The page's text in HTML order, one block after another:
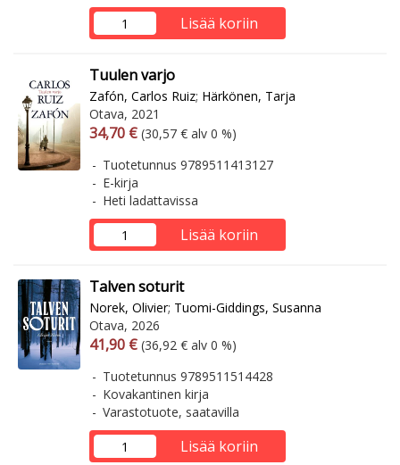
Lisää koriin
Tuulen varjo
Zafón, Carlos Ruiz; Härkönen, Tarja
Otava, 2021
Arvonlisäverollinen hinta
34,70 € Arvonlisäveroton hinta
(30,57 € alv 0 %)
Tuotetunnus 9789511413127
E-kirja
Heti ladattavissa
Lisää koriin
Talven soturit
Norek, Olivier; Tuomi-Giddings, Susanna
Otava, 2026
Arvonlisäverollinen hinta
41,90 € Arvonlisäveroton hinta
(36,92 € alv 0 %)
Tuotetunnus 9789511514428
Kovakantinen kirja
Varastotuote, saatavilla
Lisää koriin